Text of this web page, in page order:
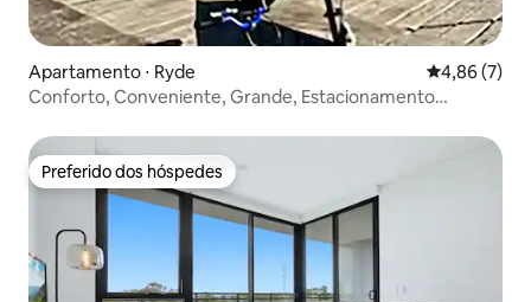
Apartamento ⋅ Ryde 4,86 de uma
4,86 (7)
Conforto, Conveniente, Grande, Estacionamento
Preferido dos hóspedes
Preferido dos hóspedes